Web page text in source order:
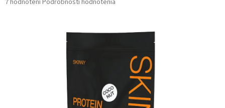
7 hodnoteníPodrobnosti hodnotenia